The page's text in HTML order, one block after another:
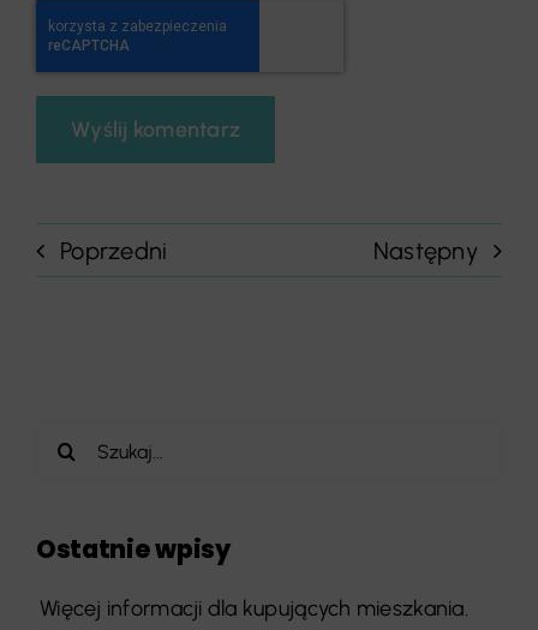
Poprzedni Następny
Szukaj
Ostatnie wpisy
Więcej informacji dla kupujących mieszkania.